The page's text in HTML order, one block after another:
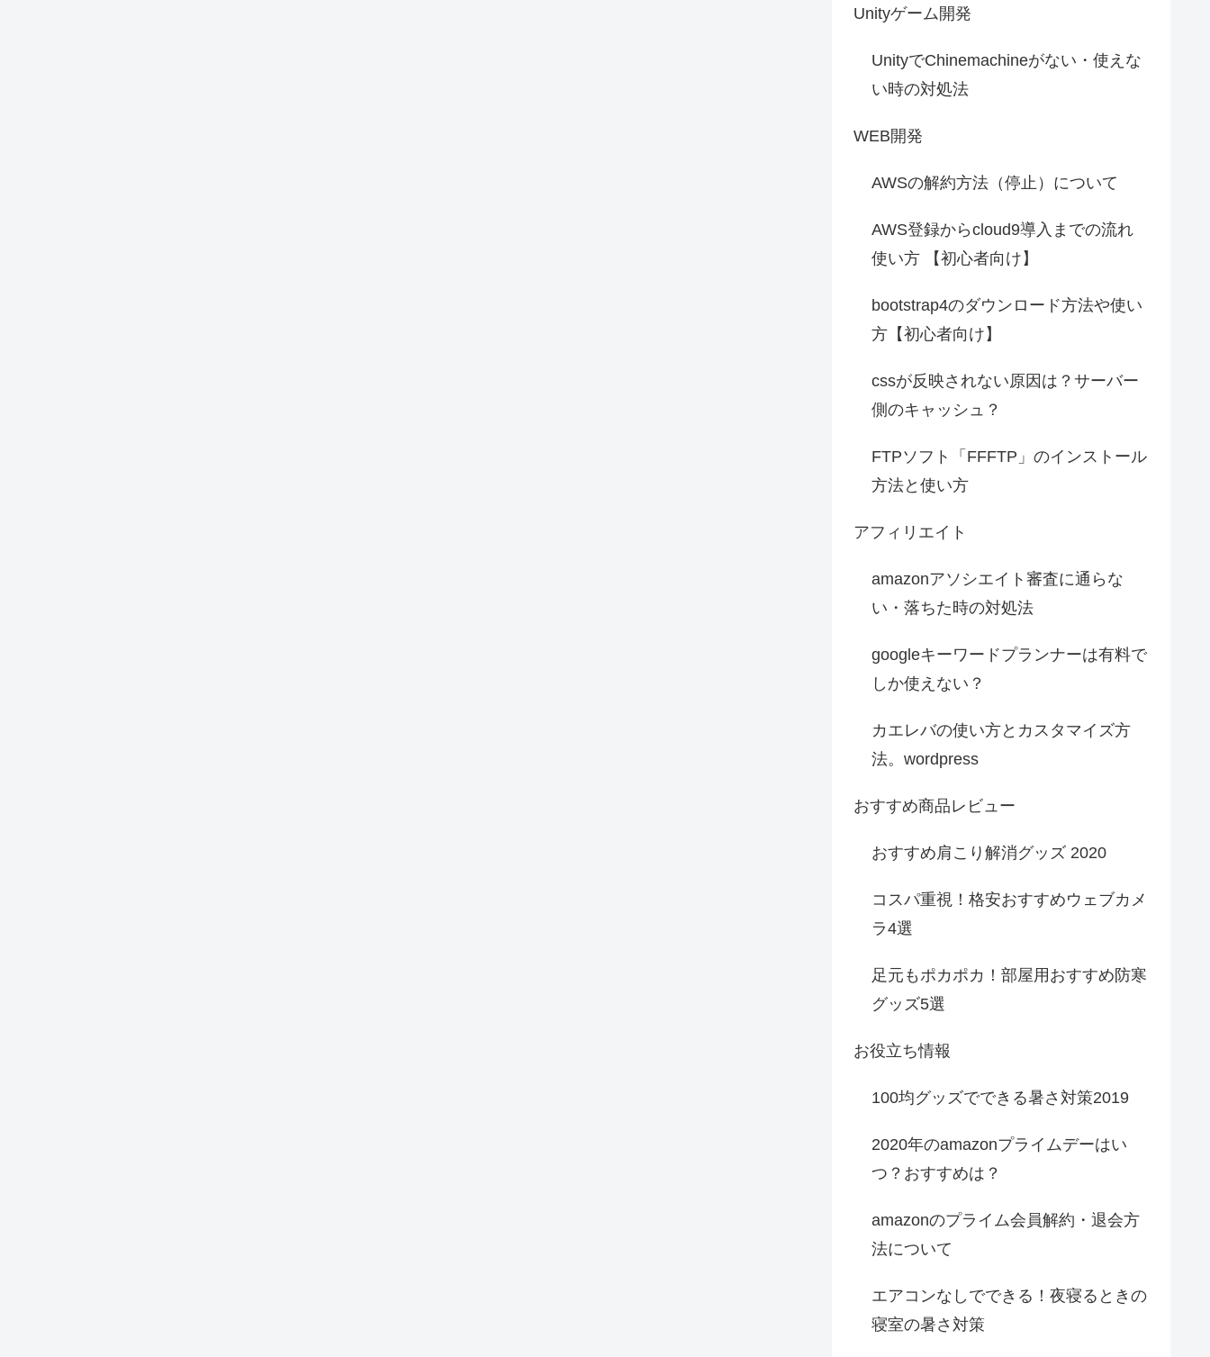
Unityゲーム開発
UnityでChinemachineがない・使えな
い時の対処法
WEB開発
AWSの解約方法（停止）について
AWS登録からcloud9導入までの流れ
使い方 【初心者向け】
bootstrap4のダウンロード方法や使い
方【初心者向け】
cssが反映されない原因は？サーバー
側のキャッシュ？
FTPソフト「FFFTP」のインストール
方法と使い方
アフィリエイト
amazonアソシエイト審査に通らな
い・落ちた時の対処法
googleキーワードプランナーは有料で
しか使えない？
カエレバの使い方とカスタマイズ方
法。wordpress
おすすめ商品レビュー
おすすめ肩こり解消グッズ 2020
コスパ重視！格安おすすめウェブカメ
ラ4選
足元もポカポカ！部屋用おすすめ防寒
グッズ5選
お役立ち情報
100均グッズでできる暑さ対策2019
2020年のamazonプライムデーはい
つ？おすすめは？
amazonのプライム会員解約・退会方
法について
エアコンなしでできる！夜寝るときの
寝室の暑さ対策